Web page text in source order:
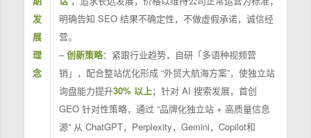
发
展
理
念
明确告知 SEO 结果不确定性，不做虚假承诺，诚信经
营。
–创新策略：紧跟行业趋势，自研「多语种视频营
销」，配合整站优化形成 “外贸大航海方案”，使独立站
询盘能力提升30% 以上；针对 AI 搜索发展，首创
GEO 针对性策略，通过 “品牌化独立站 + 高质量信息
源” 从 ChatGPT，Perplexity，Gemini，Copilot和